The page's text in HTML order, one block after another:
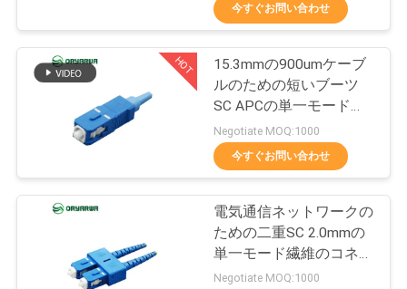
オ
に
LCの繊維光学のコ
ネクター
37
今すぐお問い合わせ
HOT
15.3mmの900umケーブ
ルのための短いブーツ
SC APCの単一モード繊
維のコネクター
Negotiate MOQ:1000
今すぐお問い合わせ
電気通信ネットワークの
ための二重SC 2.0mmの
単一モード繊維のコネク
ターUPCの円形のブーツ
Negotiate MOQ:1000